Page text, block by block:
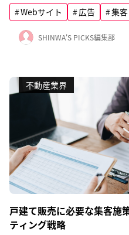
Webサイト 広告 集客
SHINWA'S PICKS編集部
不動産業界
戸建て販売に必要な集客施
ティング戦略